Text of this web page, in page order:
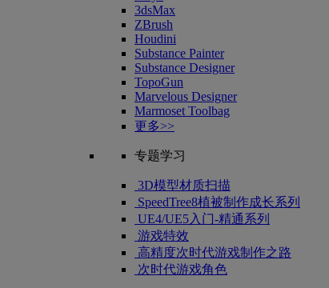
3dsMax
ZBrush
Houdini
Substance Painter
Substance Designer
TopoGun
Marvelous Designer
Marmoset Toolbag
更多>>
专题学习
3D模型材质扫描
SpeedTree8植被制作成长系列
UE4/UE5入门-精通系列
游戏特效
高精度次时代游戏制作之路
次时代游戏角色